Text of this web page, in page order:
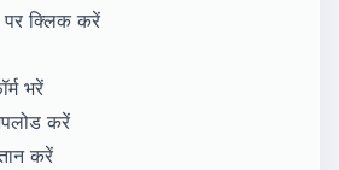
क्लिक करें
भरें
करें
करें